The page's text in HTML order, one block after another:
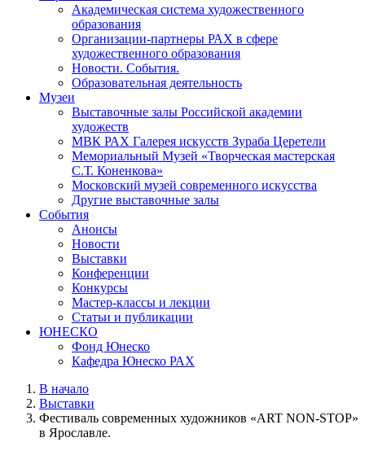
Академическая система художественного
образования
Организации-партнеры РАХ в сфере
художественного образования
Новости. События.
Образовательная деятельность
Музеи
Выставочные залы Российской академии
художеств
МВК РАХ Галерея искусств Зураба Церетели
Мемориальный Музей «Творческая мастерская
С.Т. Коненкова»
Московский музей современного искусства
Другие выставочные залы
События
Анонсы
Новости
Выставки
Конференции
Конкурсы
Мастер-классы и лекции
Статьи и публикации
ЮНЕСКО
Фонд Юнеско
Кафедра Юнеско РАХ
В начало
Выставки
Фестиваль современных художников «ART NON-STOP»
в Ярославле.